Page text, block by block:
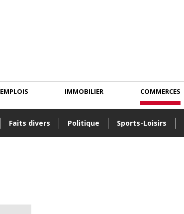
Faits divers Politique Sports-Loisirs
EMPLOIS IMMOBILIER COMMERCES